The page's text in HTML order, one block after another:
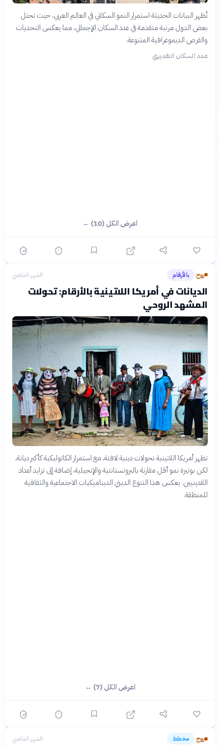
تُظهر البيانات الحديثة استمرار النمو السكاني في العالم العربي، حيث تحتل
بعض الدول مرتبة متقدمة في عدد السكان الإجمالي، مما يعكس التحديات
والفرص الديموغرافية المتنوعة.
عدد السكان التقديري
اعرض الكل (10) ←
روح› بالأرقام الشهر الماضي
الديانات في أمريكا اللاتينية بالأرقام: تحولات
المشهد الروحي
تظهر أمريكا اللاتينية تحولات دينية لافتة، مع استمرار الكاثوليكية كأكبر ديانة،
لكن بوتيرة نمو أقل مقارنة بالبروتستانتية والإنجيلية، إضافة إلى تزايد أعداد
اللادينيين. يعكس هذا التنوع الديني الديناميكيات الاجتماعية والثقافية
للمنطقة.
اعرض الكل (7) ←
روح› مخطط الشهر الماضي